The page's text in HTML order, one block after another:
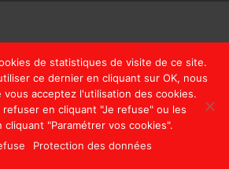
de statistiques de visite de ce site.
ce dernier en cliquant sur OK, nous
vous acceptez l'utilisation des cookies.
refuser en cliquant "Je refuse" ou les
cliquant "Paramétrer vos cookies".
Protection des données